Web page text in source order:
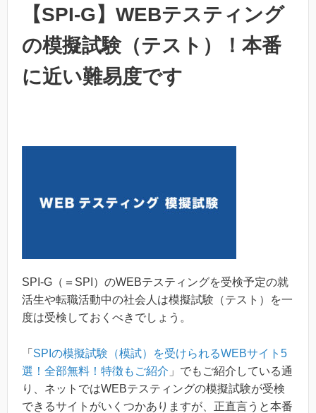
【SPI-G】WEBテスティング
の模擬試験（テスト）！本番
に近い難易度です
SPI-G（＝SPI）のWEBテスティングを受検予定の就
活生や転職活動中の社会人は模擬試験（テスト）を一
度は受検しておくべきでしょう。
「 SPIの模擬試験（模試）を受けられるWEBサイト5
選！全部無料！特徴もご紹介 」でもご紹介している通
り、ネットではWEBテスティングの模擬試験が受検
できるサイトがいくつかありますが、正直言うと本番